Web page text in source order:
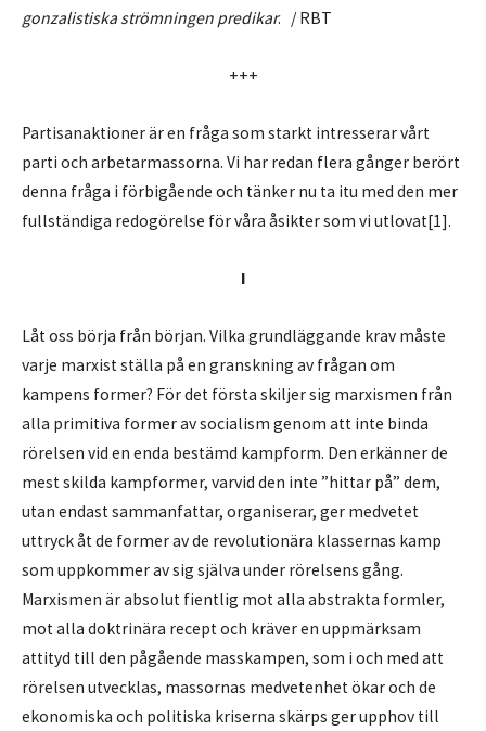
gonzalistiska strömningen predikar. / RBT
+++
Partisanaktioner är en fråga som starkt intresserar vårt
parti och arbetarmassorna. Vi har redan flera gånger berört
denna fråga i förbigående och tänker nu ta itu med den mer
fullständiga redogörelse för våra åsikter som vi utlovat[1].
I
Låt oss börja från början. Vilka grundläggande krav måste
varje marxist ställa på en granskning av frågan om
kampens former? För det första skiljer sig marxismen från
alla primitiva former av socialism genom att inte binda
rörelsen vid en enda bestämd kampform. Den erkänner de
mest skilda kampformer, varvid den inte ”hittar på” dem,
utan endast sammanfattar, organiserar, ger medvetet
uttryck åt de former av de revolutionära klassernas kamp
som uppkommer av sig själva under rörelsens gång.
Marxismen är absolut fientlig mot alla abstrakta formler,
mot alla doktrinära recept och kräver en uppmärksam
attityd till den pågående masskampen, som i och med att
rörelsen utvecklas, massornas medvetenhet ökar och de
ekonomiska och politiska kriserna skärps ger upphov till